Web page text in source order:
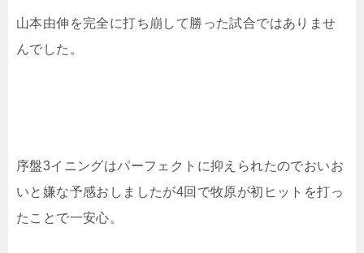
山本由伸を完全に打ち崩して勝った試合ではありませ
んでした。
序盤3イニングはパーフェクトに抑えられたのでおいお
いと嫌な予感おしましたが4回で牧原が初ヒットを打っ
たことで一安心。